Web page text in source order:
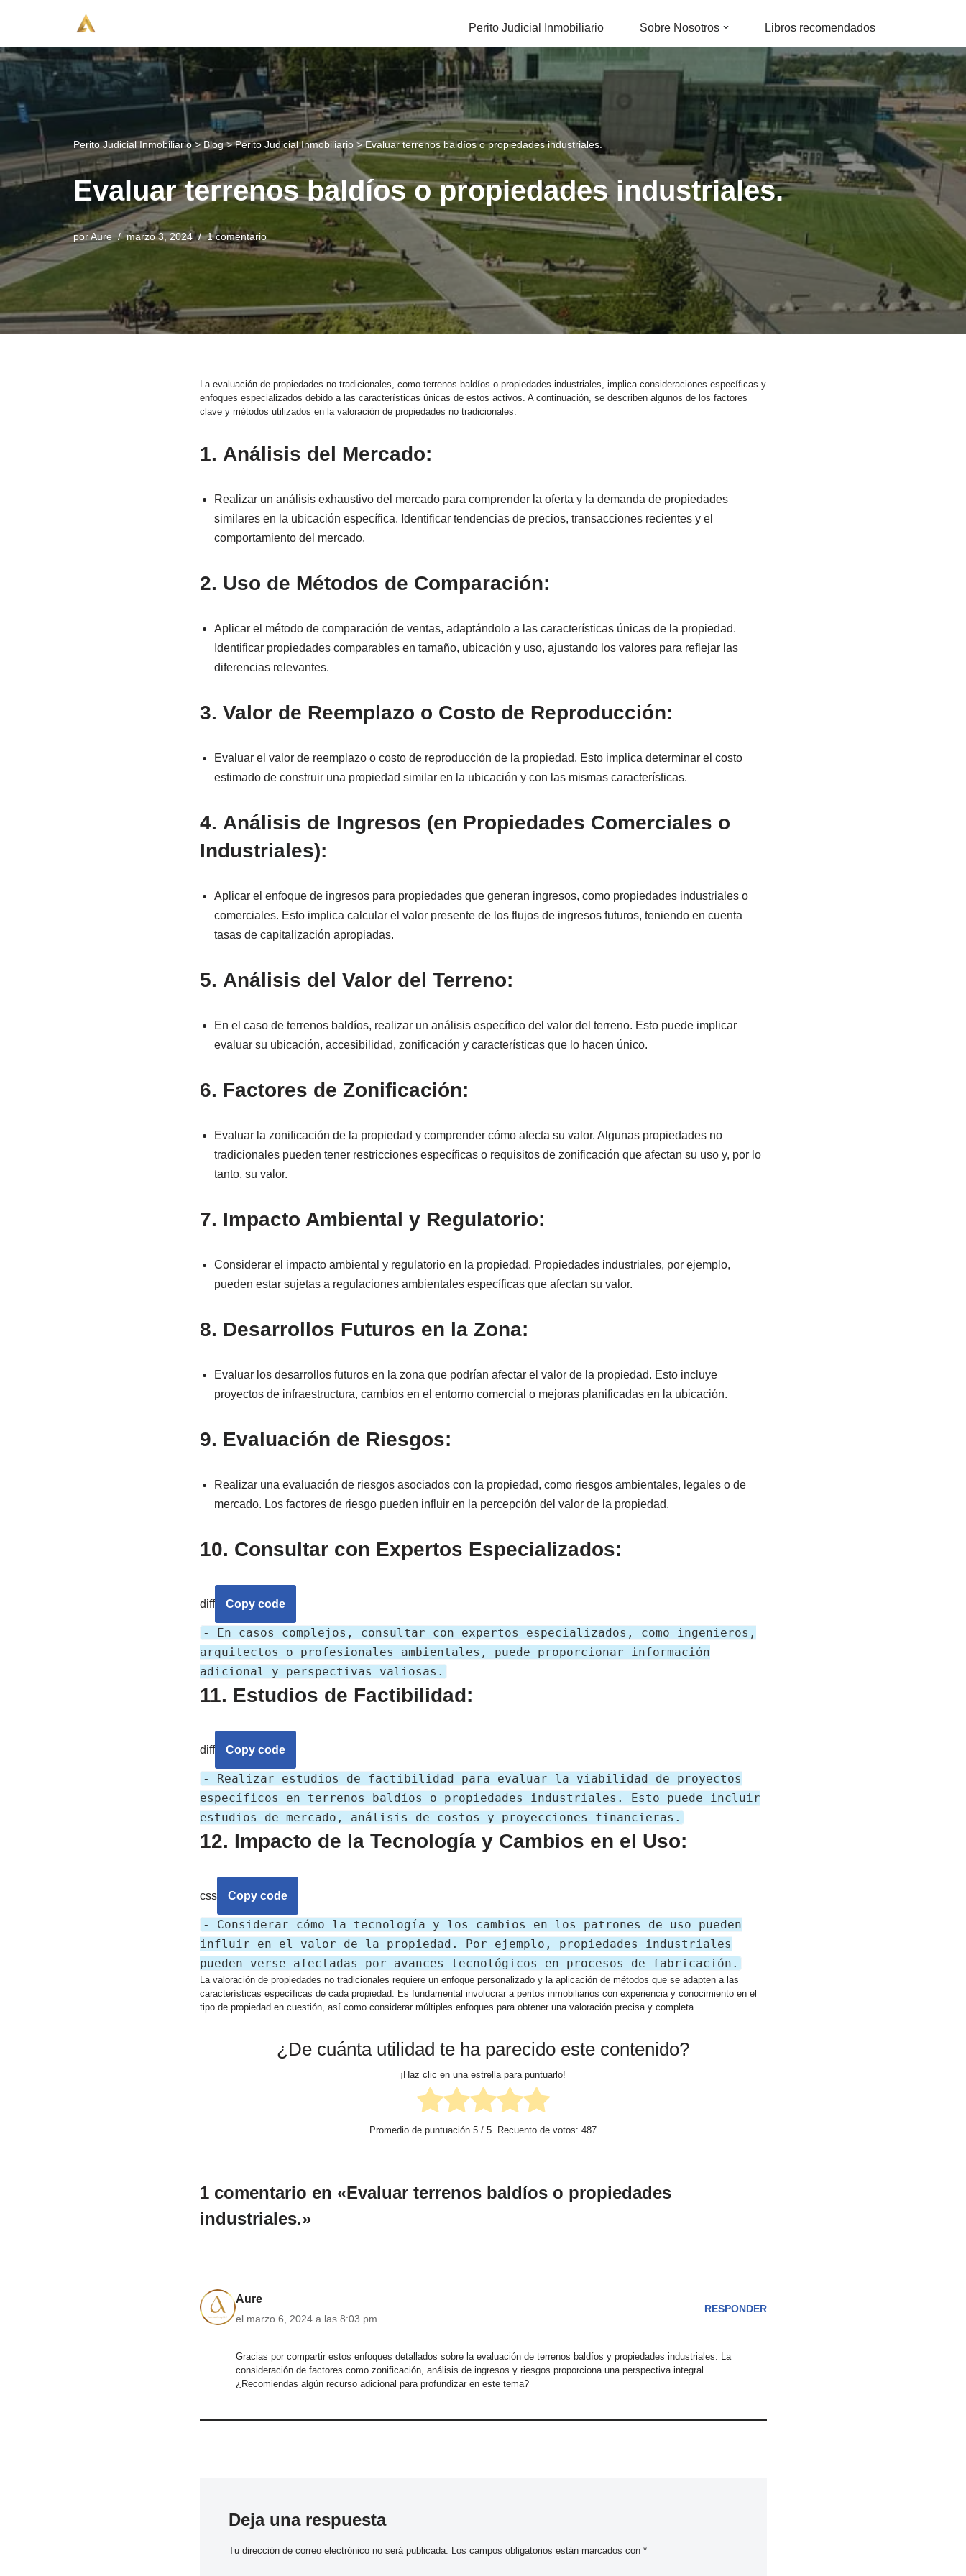
al
contenido
Perito Judicial Inmobiliario Sobre Nosotros Libros recomendados
Perito Judicial Inmobiliario>Blog>Perito Judicial Inmobiliario >Evaluar terrenos baldíos o propiedades industriales.
Evaluar terrenos baldíos o propiedades industriales.
porAure marzo 3, 2024 1 comentario
La evaluación de propiedades no tradicionales, como terrenos baldíos o propiedades industriales, implica consideraciones específicas y
enfoques especializados debido a las características únicas de estos activos. A continuación, se describen algunos de los factores
clave y métodos utilizados en la valoración de propiedades no tradicionales:
1. Análisis del Mercado:
Realizar un análisis exhaustivo del mercado para comprender la oferta y la demanda de propiedades
similares en la ubicación específica. Identificar tendencias de precios, transacciones recientes y el
comportamiento del mercado.
2. Uso de Métodos de Comparación:
Aplicar el método de comparación de ventas, adaptándolo a las características únicas de la propiedad.
Identificar propiedades comparables en tamaño, ubicación y uso, ajustando los valores para reflejar las
diferencias relevantes.
3. Valor de Reemplazo o Costo de Reproducción:
Evaluar el valor de reemplazo o costo de reproducción de la propiedad. Esto implica determinar el costo
estimado de construir una propiedad similar en la ubicación y con las mismas características.
4. Análisis de Ingresos (en Propiedades Comerciales o
Industriales):
Aplicar el enfoque de ingresos para propiedades que generan ingresos, como propiedades industriales o
comerciales. Esto implica calcular el valor presente de los flujos de ingresos futuros, teniendo en cuenta
tasas de capitalización apropiadas.
5. Análisis del Valor del Terreno:
En el caso de terrenos baldíos, realizar un análisis específico del valor del terreno. Esto puede implicar
evaluar su ubicación, accesibilidad, zonificación y características que lo hacen único.
6. Factores de Zonificación:
Evaluar la zonificación de la propiedad y comprender cómo afecta su valor. Algunas propiedades no
tradicionales pueden tener restricciones específicas o requisitos de zonificación que afectan su uso y, por lo
tanto, su valor.
7. Impacto Ambiental y Regulatorio:
Considerar el impacto ambiental y regulatorio en la propiedad. Propiedades industriales, por ejemplo,
pueden estar sujetas a regulaciones ambientales específicas que afectan su valor.
8. Desarrollos Futuros en la Zona:
Evaluar los desarrollos futuros en la zona que podrían afectar el valor de la propiedad. Esto incluye
proyectos de infraestructura, cambios en el entorno comercial o mejoras planificadas en la ubicación.
9. Evaluación de Riesgos:
Realizar una evaluación de riesgos asociados con la propiedad, como riesgos ambientales, legales o de
mercado. Los factores de riesgo pueden influir en la percepción del valor de la propiedad.
10. Consultar con Expertos Especializados:
diff Copy code
- En casos complejos, consultar con expertos especializados, como ingenieros,
arquitectos o profesionales ambientales, puede proporcionar información
adicional y perspectivas valiosas.
11. Estudios de Factibilidad:
diff Copy code
- Realizar estudios de factibilidad para evaluar la viabilidad de proyectos
específicos en terrenos baldíos o propiedades industriales. Esto puede incluir
estudios de mercado, análisis de costos y proyecciones financieras.
12. Impacto de la Tecnología y Cambios en el Uso:
css Copy code
- Considerar cómo la tecnología y los cambios en los patrones de uso pueden
influir en el valor de la propiedad. Por ejemplo, propiedades industriales
pueden verse afectadas por avances tecnológicos en procesos de fabricación.
La valoración de propiedades no tradicionales requiere un enfoque personalizado y la aplicación de métodos que se adapten a las
características específicas de cada propiedad. Es fundamental involucrar a peritos inmobiliarios con experiencia y conocimiento en el
tipo de propiedad en cuestión, así como considerar múltiples enfoques para obtener una valoración precisa y completa.
¿De cuánta utilidad te ha parecido este contenido?
¡Haz clic en una estrella para puntuarlo!
Promedio de puntuación 5 / 5. Recuento de votos: 487
1 comentario en «Evaluar terrenos baldíos o propiedades
industriales.»
Aure
el marzo 6, 2024 a las 8:03 pm
RESPONDER
Gracias por compartir estos enfoques detallados sobre la evaluación de terrenos baldíos y propiedades industriales. La
consideración de factores como zonificación, análisis de ingresos y riesgos proporciona una perspectiva integral.
¿Recomiendas algún recurso adicional para profundizar en este tema?
Deja una respuesta
Tu dirección de correo electrónico no será publicada. Los campos obligatorios están marcados con *